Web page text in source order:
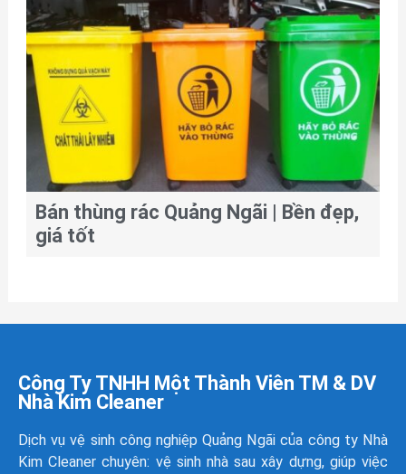
Bán thùng rác Quảng Ngãi | Bền đẹp,
giá tốt
Công Ty TNHH Một Thành Viên TM & DV
Nhà Kim Cleaner
Dịch vụ vệ sinh công nghiệp Quảng Ngãi của công ty Nhà
Kim Cleaner chuyên: vệ sinh nhà sau xây dựng, giúp việc